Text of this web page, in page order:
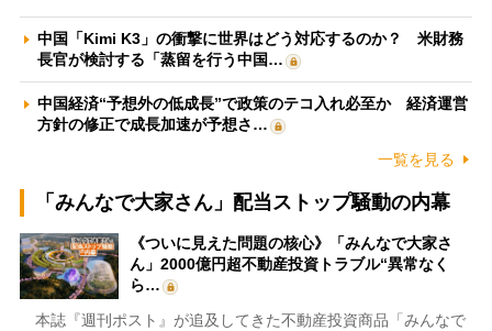
中国「Kimi K3」の衝撃に世界はどう対応するのか？ 米財務
長官が検討する「蒸留を行う中国…
中国経済“予想外の低成長”で政策のテコ入れ必至か 経済運営
方針の修正で成長加速が予想さ…
一覧を見る
「みんなで大家さん」配当ストップ騒動の内幕
《ついに見えた問題の核心》「みんなで大家さ
ん」2000億円超不動産投資トラブル“異常なく
ら…
本誌『週刊ポスト』が追及してきた不動産投資商品「みんなで